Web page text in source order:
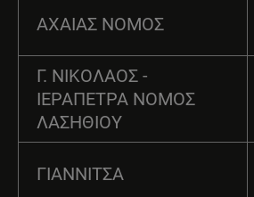
ΑΧΑΙΑΣ ΝΟΜΟΣ
Γ. ΝΙΚΟΛΑΟΣ -
ΙΕΡΑΠΕΤΡΑ ΝΟΜΟΣ
ΛΑΣΗΘΙΟΥ
ΓΙΑΝΝΙΤΣΑ